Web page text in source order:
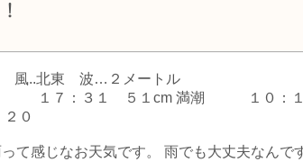
風..北東 波…２メートル
１７：３１ ５１cm 満潮 １
０
て感じなお天気です。 雨でも大丈夫なんで